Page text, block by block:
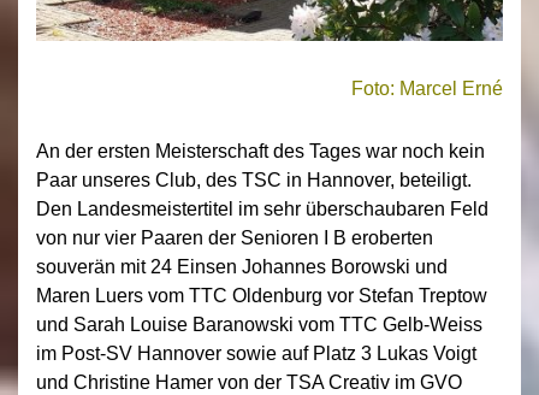
Foto: Marcel Erné
An der ersten Meisterschaft des Tages war noch kein
Paar unseres Club, des TSC in Hannover, beteiligt.
Den Landesmeistertitel im sehr überschaubaren Feld
von nur vier Paaren der Senioren I B eroberten
souverän mit 24 Einsen Johannes Borowski und
Maren Luers vom TTC Oldenburg vor Stefan Treptow
und Sarah Louise Baranowski vom TTC Gelb-Weiss
im Post-SV Hannover sowie auf Platz 3 Lukas Voigt
und Christine Hamer von der TSA Creativ im GVO